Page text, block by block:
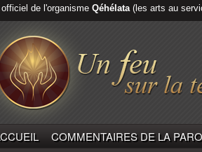
de l'organisme Qéhélata(les arts au
COMMENTAIRES DE LA